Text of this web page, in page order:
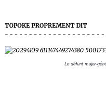
TOPOKE PROPREMENT DIT
- - - - - - - - - - - - - - - - - - - - -
Le défunt major-